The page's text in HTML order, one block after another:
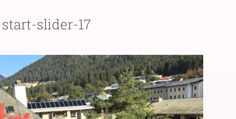
start-slider-17